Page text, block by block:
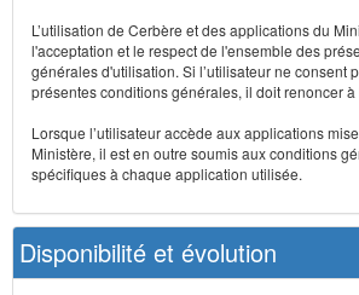
L’utilisation de Cerbère et des applications du
l'acceptation et le respect de l'ensemble des
générales d'utilisation. Si l’utilisateur ne consent
présentes conditions générales, il doit renoncer à
Lorsque l’utilisateur accède aux applications
Ministère, il est en outre soumis aux conditions
spécifiques à chaque application utilisée.
Disponibilité et évolution